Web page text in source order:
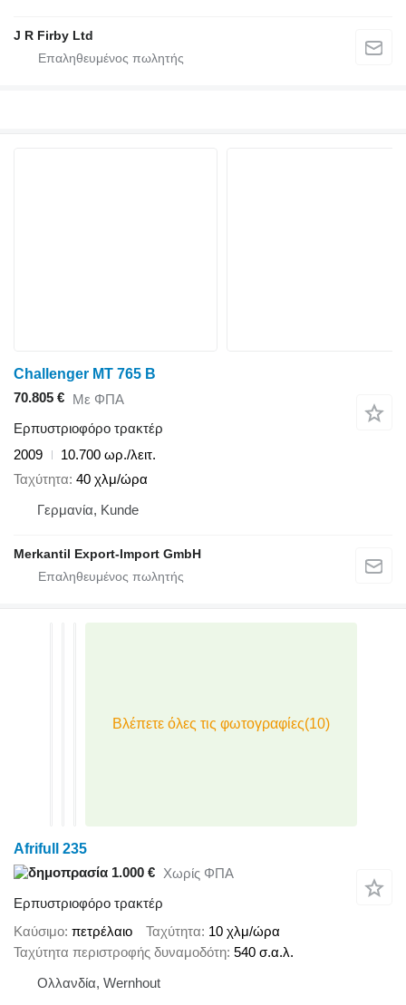
J R Firby Ltd
Challenger MT 765 B
70.805 € Με ΦΠΑ
Ερπυστριοφόρο τρακτέρ
2009
10.700 ωρ./λειτ.
Ταχύτητα 40 χλμ/ώρα
Γερμανία, Kunde
Merkantil Export-Import GmbH
Afrifull 235
1.000 € Χωρίς ΦΠΑ
Ερπυστριοφόρο τρακτέρ
Καύσιμο πετρέλαιο Ταχύτητα 10 χλμ/ώρα
Ταχύτητα περιστροφής δυναμοδότη 540 σ.α.λ.
Ολλανδία, Wernhout